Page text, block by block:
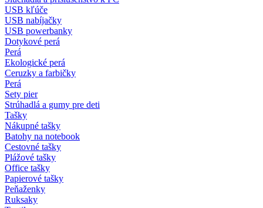
USB kľúče
USB nabíjačky
USB powerbanky
Dotykové perá
Perá
Ekologické perá
Ceruzky a farbičky
Perá
Sety pier
Strúhadlá a gumy pre deti
Tašky
Nákupné tašky
Batohy na notebook
Cestovné tašky
Plážové tašky
Office tašky
Papierové tašky
Peňaženky
Ruksaky